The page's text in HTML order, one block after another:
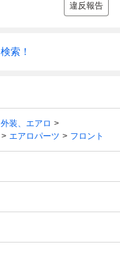
違反報告
索！
外装、エアロ
エアロパーツ フロント